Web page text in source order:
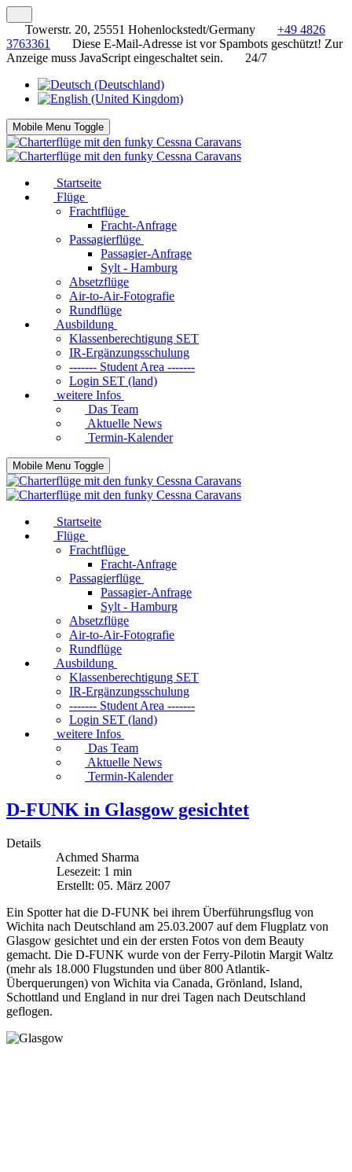
Towerstr. 20, 25551 Hohenlockstedt/Germany
+49 4826
3763361
Diese E-Mail-Adresse ist vor Spambots geschützt! Zur
Anzeige muss JavaScript eingeschaltet sein.
24/7
Mobile Menu Toggle
Startseite
Flüge
Frachtflüge
Fracht-Anfrage
Passagierflüge
Passagier-Anfrage
Sylt - Hamburg
Absetzflüge
Air-to-Air-Fotografie
Rundflüge
Ausbildung
Klassenberechtigung SET
IR-Ergänzungsschulung
------- Student Area -------
Login SET (land)
weitere Infos
Das Team
Aktuelle News
Termin-Kalender
Mobile Menu Toggle
Startseite
Flüge
Frachtflüge
Fracht-Anfrage
Passagierflüge
Passagier-Anfrage
Sylt - Hamburg
Absetzflüge
Air-to-Air-Fotografie
Rundflüge
Ausbildung
Klassenberechtigung SET
IR-Ergänzungsschulung
------- Student Area -------
Login SET (land)
weitere Infos
Das Team
Aktuelle News
Termin-Kalender
D-FUNK in Glasgow gesichtet
Details
Achmed Sharma
Lesezeit: 1 min
Erstellt: 05. März 2007
Ein Spotter hat die D-FUNK bei ihrem Überführungsflug von
Wichita nach Deutschland am 25.03.2007 auf dem Flugplatz von
Glasgow gesichtet und ein der ersten Fotos von dem Beauty
gemacht. Die D-FUNK wurde von der Ferry-Pilotin Margit Waltz
(mehr als 18.000 Flugstunden und über 800 Atlantik-
Überquerungen) von Wichita via Canada, Grönland, Island,
Schottland und England in nur drei Tagen nach Deutschland
geflogen.